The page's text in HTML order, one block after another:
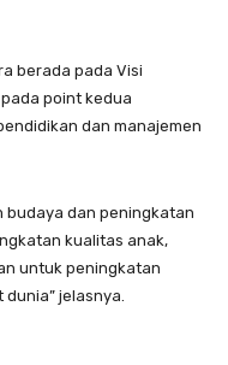
berada pada Visi
point kedua
dan manajemen
budaya dan peningkatan
kualitas anak,
untuk peningkatan
jelasnya.